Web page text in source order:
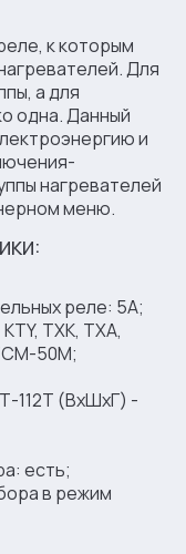
к которым
Для
а для
одна. Данный
и
нагревателей
меню.
реле: 5А;
ТХК, ТХА,
50М;
112Т (ВхШхГ) -
есть;
в режим